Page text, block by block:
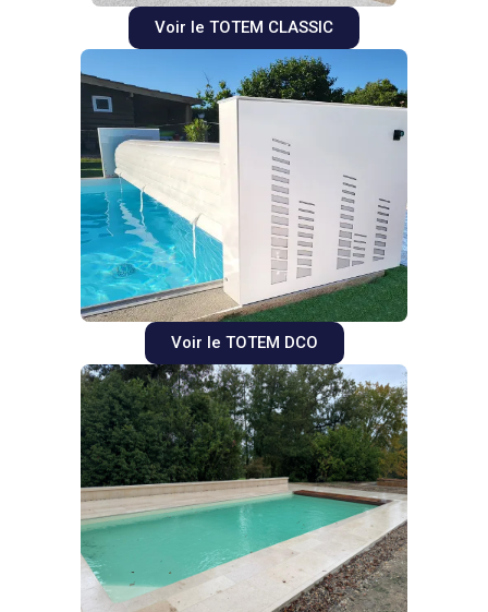
Voir le TOTEM CLASSIC
Voir le TOTEM DCO